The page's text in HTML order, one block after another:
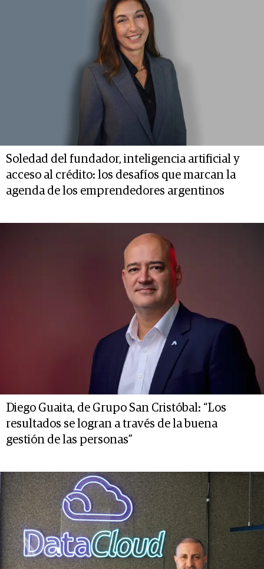
Soledad del fundador, inteligencia artificial y
acceso al crédito: los desafíos que marcan la
agenda de los emprendedores argentinos
Diego Guaita, de Grupo San Cristóbal: “Los
resultados se logran a través de la buena
gestión de las personas”